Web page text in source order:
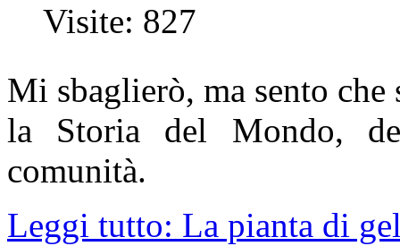
Visite: 827
Mi sbaglierò, ma sento
la Storia del Mondo,
comunità.
Leggi tutto: La pianta di